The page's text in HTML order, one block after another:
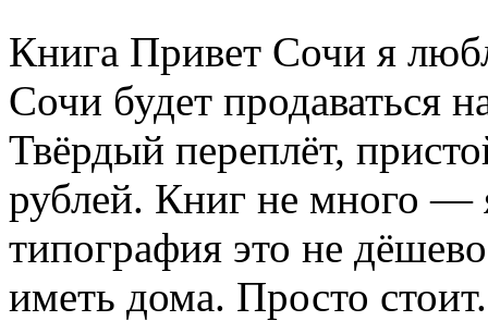
Книга Привет Сочи я
Сочи будет продаваться
Твёрдый переплёт,
рублей. Книг не много —
типография это не
иметь дома. Просто стоит.